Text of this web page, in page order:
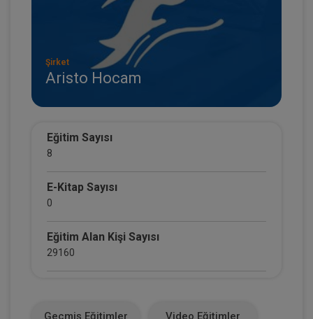
Şirket
Aristo Hocam
Eğitim Sayısı
8
E-Kitap Sayısı
0
Eğitim Alan Kişi Sayısı
29160
Geçmiş Eğitimler Video Eğitimler